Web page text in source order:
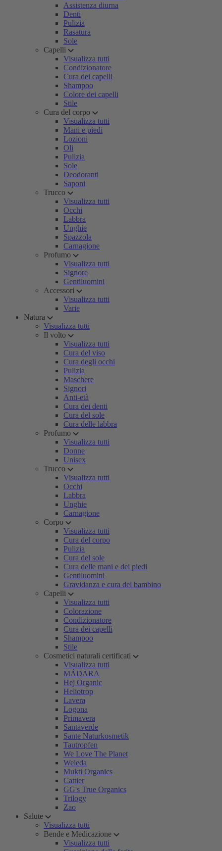
Assistenza diurna
Denti
Pulizia
Rasatura
Sole
Capelli
Visualizza tutti
Condizionatore
Cura dei capelli
Shampoo
Colore dei capelli
Stile
Cura del corpo
Visualizza tutti
Mani e piedi
Lozioni
Oli
Pulizia
Sole
Deodoranti
Saponi
Trucco
Visualizza tutti
Occhi
Labbra
Unghie
Spazzola
Carnagione
Profumo
Visualizza tutti
Signore
Gentiluomini
Accessori
Visualizza tutti
Varie
Natura
Visualizza tutti
Il volto
Visualizza tutti
Cura del viso
Cura degli occhi
Pulizia
Maschere
Signori
Anti-età
Cura dei denti
Cura del sole
Cura delle labbra
Profumo
Visualizza tutti
Donne
Unisex
Trucco
Visualizza tutti
Occhi
Labbra
Unghie
Carnagione
Corpo
Visualizza tutti
Cura del corpo
Pulizia
Cura del sole
Cura delle mani e dei piedi
Gentiluomini
Gravidanza e cura del bambino
Capelli
Visualizza tutti
Colorazione
Condizionatore
Cura dei capelli
Shampoo
Stile
Cosmetici naturali certificati
Visualizza tutti
MÁDARA
Hej Organic
Heliotrop
Lavera
Logona
Primavera
Santaverde
Sante Naturkosmetik
Tautropfen
We Love The Planet
Weleda
Mukti Organics
Cattier
GG's True Organics
Trilogy
Zao
Salute
Visualizza tutti
Bende e Medicazione
Visualizza tutti